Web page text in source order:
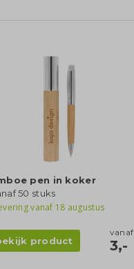
pen in koker
50 stuks
vanaf 18 augustus
product
vanaf
3,-